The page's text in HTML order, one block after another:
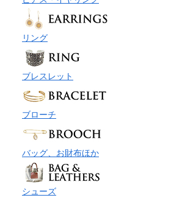
リング
ブレスレット
ブローチ
バッグ、お財布ほか
シューズ